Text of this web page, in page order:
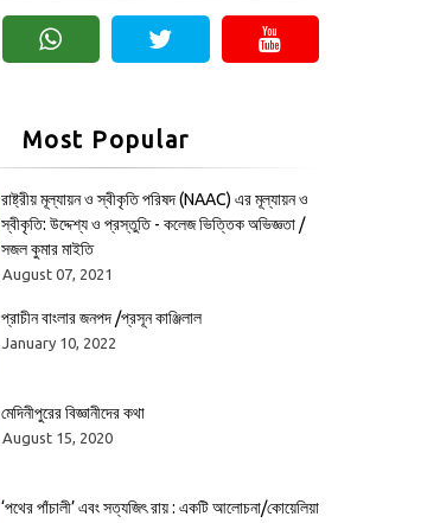
Most Popular
রাষ্ট্রীয় মূল্যায়ন ও স্বীকৃতি পরিষদ (NAAC) এর মূল্যায়ন ও
স্বীকৃতি: উদ্দেশ্য ও প্রস্তুতি - কলেজ ভিত্তিক অভিজ্ঞতা /
সজল কুমার মাইতি
August 07, 2021
প্রাচীন বাংলার জনপদ /প্রসূন কাঞ্জিলাল
January 10, 2022
মেদিনীপুরের বিজ্ঞানীদের কথা
August 15, 2020
‘পথের পাঁচালী’ এবং সত্যজিৎ রায় : একটি আলোচনা/কোয়েলিয়া